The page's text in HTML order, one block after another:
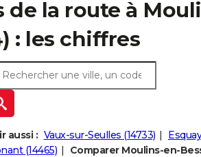
la route à
: les chiffres
aussi : Vaux-sur-Seulles (14733)
(14465)
Comparer Moulins-en-